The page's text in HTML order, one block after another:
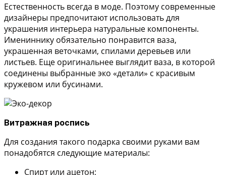
Естественность всегда в моде. Поэтому современные
дизайнеры предпочитают использовать для
украшения интерьера натуральные компоненты.
Имениннику обязательно понравится ваза,
украшенная веточками, спилами деревьев или
листьев. Еще оригинальнее выглядит ваза, в которой
соединены выбранные эко «детали» с красивым
кружевом или бусинами.
Витражная роспись
Для создания такого подарка своими руками вам
понадобятся следующие материалы:
Спирт или ацетон;